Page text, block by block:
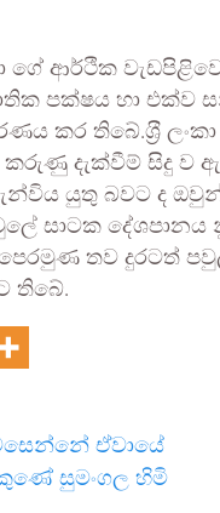
ගේ ආර්ථික
පක්ෂය හා එක්ව
කර තිබේ.ශ‍්‍රී
කරුණු දැක්වීම් සිදු ව
යුතු බවට ද
සාටක
පෙරමුණ තව දුරටත්
තිබේ.
ඒවායේ
සුමංගල හිමි